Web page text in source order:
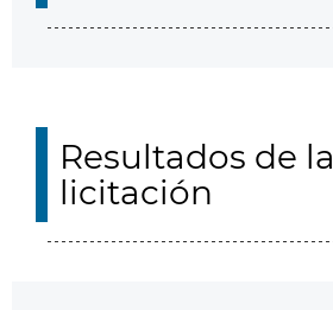
Resultados de la
licitación